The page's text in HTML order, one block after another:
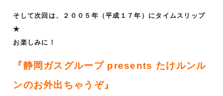
そして次回は、２００５年（平成１７年）にタイムスリップ
★
お楽しみに！
『静岡ガスグループ presents たけルンル
ンのお外出ちゃうぞ』